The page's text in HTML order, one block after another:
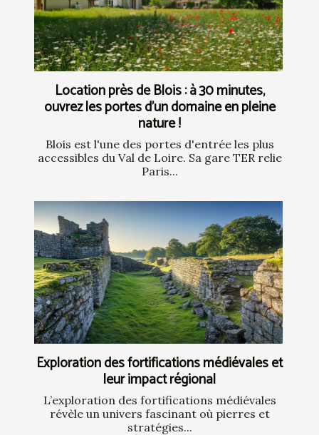
Location près de Blois : à 30 minutes,
ouvrez les portes d’un domaine en pleine
nature !
Blois est l'une des portes d'entrée les plus
accessibles du Val de Loire. Sa gare TER relie
Paris...
Exploration des fortifications médiévales et
leur impact régional
L’exploration des fortifications médiévales
révèle un univers fascinant où pierres et
stratégies...